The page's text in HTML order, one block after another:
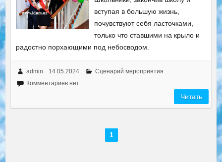
вступая в большую жизнь,
почувствуют себя ласточками,
только что ставшими на крыло и
радостно порхающими под небосводом.
admin 14.05.2024
Сценарий мероприятия
Комментариев нет
Читать
1